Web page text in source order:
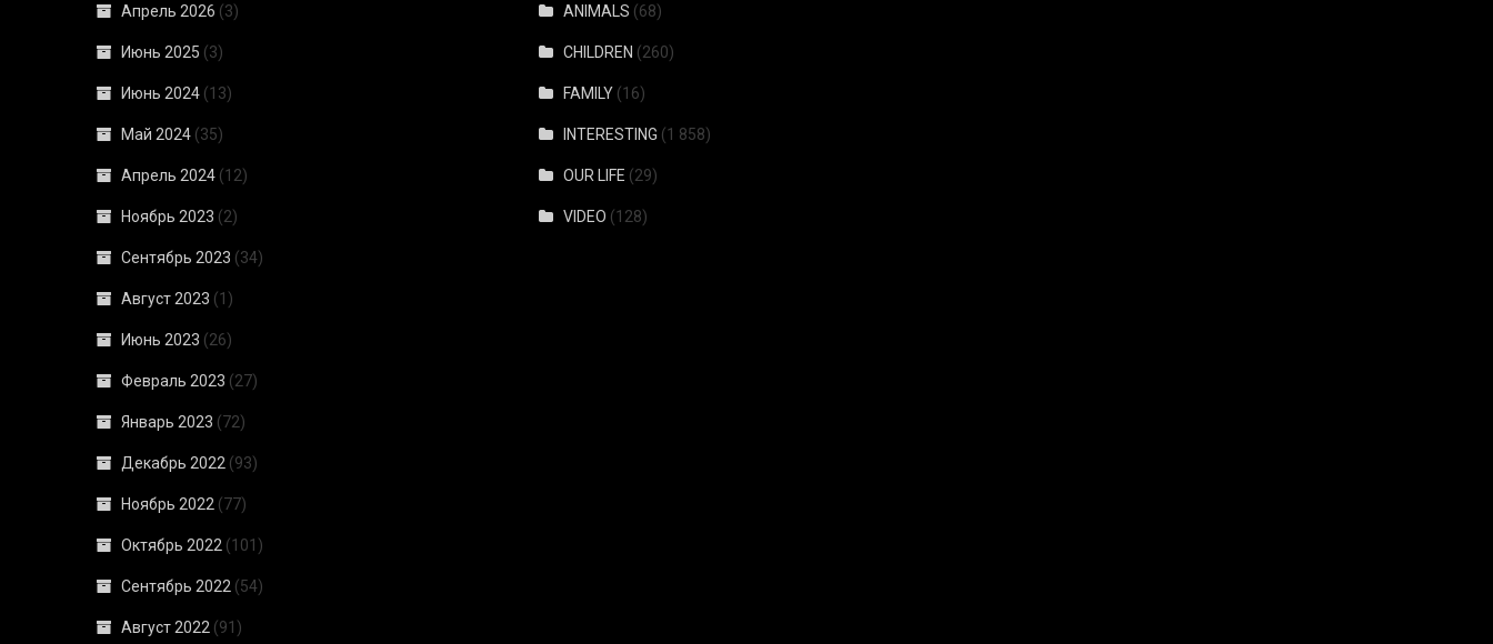
Апрель 2026 (3)
Июнь 2025 (3)
Июнь 2024 (13)
Май 2024 (35)
Апрель 2024 (12)
Ноябрь 2023 (2)
Сентябрь 2023 (34)
Август 2023 (1)
Июнь 2023 (26)
Февраль 2023 (27)
Январь 2023 (72)
Декабрь 2022 (93)
Ноябрь 2022 (77)
Октябрь 2022 (101)
Сентябрь 2022 (54)
Август 2022 (91)
ANIMALS (68)
CHILDREN (260)
FAMILY (16)
INTERESTING (1 858)
OUR LIFE (29)
VIDEO (128)